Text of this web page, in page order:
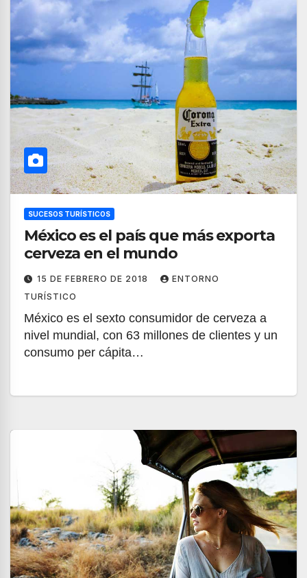
SUCESOS TURÍSTICOS
México es el país que más exporta
cerveza en el mundo
15 DE FEBRERO DE 2018
ENTORNO
TURÍSTICO
México es el sexto consumidor de cerveza a
nivel mundial, con 63 millones de clientes y un
consumo per cápita…